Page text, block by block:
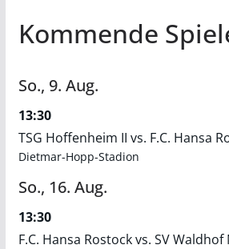
Kommende
So., 9. Aug.
13:30
TSG Hoffenheim II vs. F.C. Hansa
Dietmar-Hopp-Stadion
So., 16. Aug.
13:30
F.C. Hansa Rostock vs. SV